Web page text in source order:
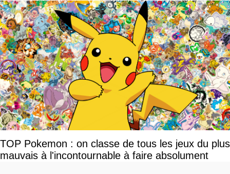
TOP Pokemon : on classe de tous les jeux du plus
mauvais à l'incontournable à faire absolument